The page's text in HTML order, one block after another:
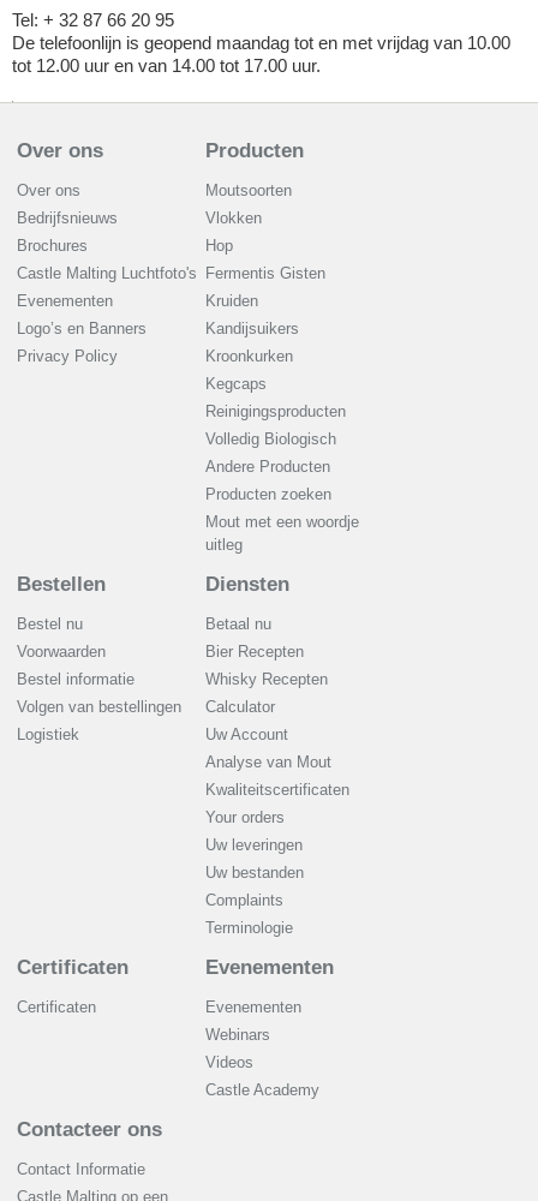
Tel: + 32 87 66 20 95
De telefoonlijn is geopend maandag tot en met vrijdag van 10.00
tot 12.00 uur en van 14.00 tot 17.00 uur.
Over ons
Over ons
Bedrijfsnieuws
Brochures
Castle Malting Luchtfoto's
Evenementen
Logo’s en Banners
Privacy Policy
Producten
Moutsoorten
Vlokken
Hop
Fermentis Gisten
Kruiden
Kandijsuikers
Kroonkurken
Kegcaps
Reinigingsproducten
Volledig Biologisch
Andere Producten
Producten zoeken
Mout met een woordje
uitleg
Bestellen
Bestel nu
Voorwaarden
Bestel informatie
Volgen van bestellingen
Logistiek
Diensten
Betaal nu
Bier Recepten
Whisky Recepten
Calculator
Uw Account
Analyse van Mout
Kwaliteitscertificaten
Your orders
Uw leveringen
Uw bestanden
Complaints
Terminologie
Certificaten
Certificaten
Evenementen
Evenementen
Webinars
Videos
Castle Academy
Contacteer ons
Contact Informatie
Castle Malting op een